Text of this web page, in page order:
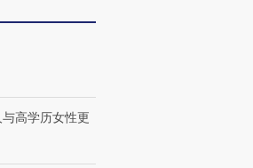
高学历女性更